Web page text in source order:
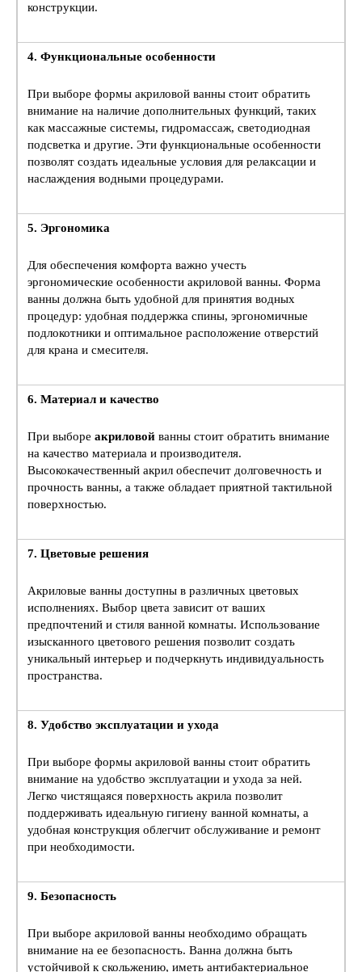
конструкции.
4. Функциональные особенности
При выборе формы акриловой ванны стоит обратить
внимание на наличие дополнительных функций, таких
как массажные системы, гидромассаж, светодиодная
подсветка и другие. Эти функциональные особенности
позволят создать идеальные условия для релаксации и
наслаждения водными процедурами.
5. Эргономика
Для обеспечения комфорта важно учесть
эргономические особенности акриловой ванны. Форма
ванны должна быть удобной для принятия водных
процедур: удобная поддержка спины, эргономичные
подлокотники и оптимальное расположение отверстий
для крана и смесителя.
6. Материал и качество
При выборе акриловой ванны стоит обратить внимание
на качество материала и производителя.
Высококачественный акрил обеспечит долговечность и
прочность ванны, а также обладает приятной тактильной
поверхностью.
7. Цветовые решения
Акриловые ванны доступны в различных цветовых
исполнениях. Выбор цвета зависит от ваших
предпочтений и стиля ванной комнаты. Использование
изысканного цветового решения позволит создать
уникальный интерьер и подчеркнуть индивидуальность
пространства.
8. Удобство эксплуатации и ухода
При выборе формы акриловой ванны стоит обратить
внимание на удобство эксплуатации и ухода за ней.
Легко чистящаяся поверхность акрила позволит
поддерживать идеальную гигиену ванной комнаты, а
удобная конструкция облегчит обслуживание и ремонт
при необходимости.
9. Безопасность
При выборе акриловой ванны необходимо обращать
внимание на ее безопасность. Ванна должна быть
устойчивой к скольжению, иметь антибактериальное